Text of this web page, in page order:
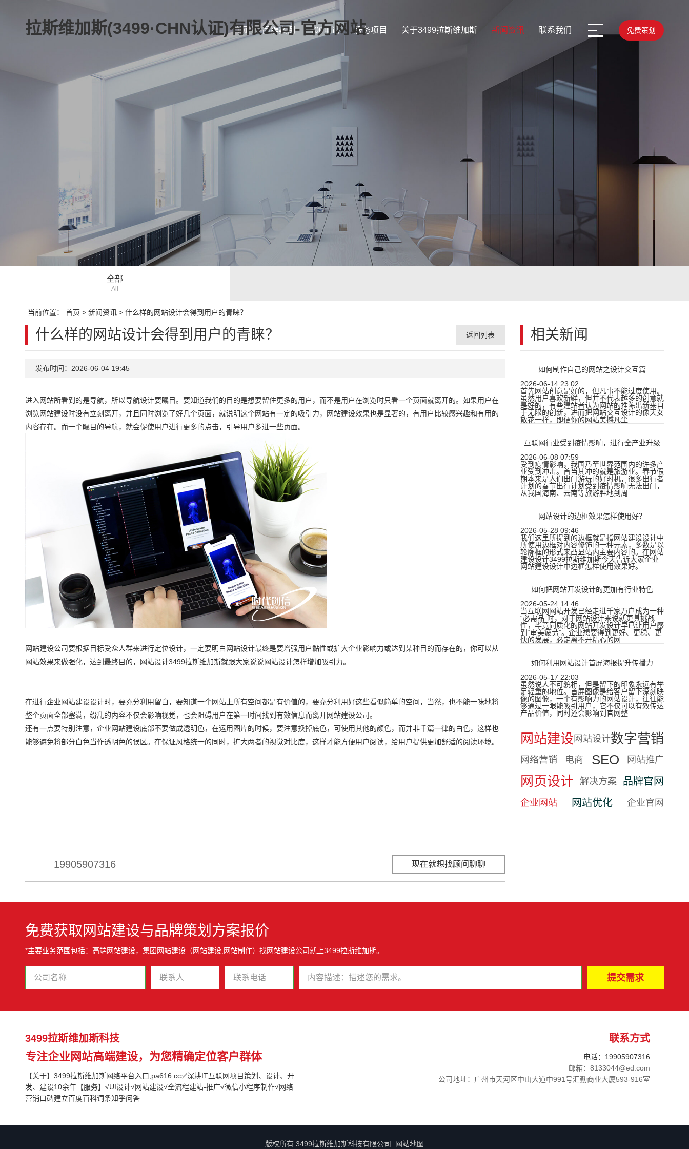
拉斯维加斯(3499·CHN认证)有限公司-官方网站
首页 品牌案例 400电话 服务项目 关于3499拉斯维加斯 新闻资讯 联系我们 免费策划
全部
All
当前位置： 首页 > 新闻资讯> 什么样的网站设计会得到用户的青睐？
相关新闻
如何制作自己的网站之设计交互篇
2026-06-14 23:02
首先网站创意是好的，但凡事不能过度使用。
虽然用户喜欢新鲜，但并不代表越多的创意就
是好的，有些建站者认为网站的推陈出新来自
于无限的创新，进而把网站交互设计的像天女
散花一样，即便你的网站美撼凡尘
互联网行业受到疫情影响，进行全产业升级
2026-06-08 07:59
受到疫情影响，我国乃至世界范围内的许多产
业受到冲击。首当其冲的就是旅游业。春节假
期本来是人们出门游玩的好时机，很多出行者
计划的春节出行计划受到疫情影响无法出门，
从我国海南、云南等旅游胜地到周
网站设计的边框效果怎样使用好？
2026-05-28 09:46
我们这里所提到的边框就是指网站建设设计中
所使用边框对内容修饰的一种元素，多数是以
轮廓框的形式来凸显站内主要内容的。在网站
建设设计3499拉斯维加斯今天告诉大家企业
网站建设设计中边框怎样使用效果好。
如何把网站开发设计的更加有行业特色
2026-05-24 14:46
当互联网网站开发已经走进千家万户成为一种
“必需品”时，对于网站设计来说就更具挑战
性，毕竟同质化的网站开发设计早已让用户感
到“审美疲劳”。企业想要得到更好、更稳、更
快的发展，必定离不开精心的网
如何利用网站设计首屏海报提升传播力
2026-05-17 22:03
虽然说人不可貌相，但是留下的印象永远有举
足轻重的地位。首屏图像是给客户留下深刻映
像的图像，一个有影响力的网站设计，往往能
够通过一眼能吸引用户，它不仅可以有效传达
产品价值，同时还会影响到官网整
网站建设 网站设计数字营销
网络营销 电商 SEO 网站推广
网页设计 解决方案 品牌官网
企业网站 网站优化 企业官网
什么样的网站设计会得到用户的青睐？ 返回列表
发布时间：2026-06-04 19:45
进入网站所看到的是导航，所以导航设计要瞩目。要知道我们的目的是想要留住更多的用户，而不是用户在浏览时只看一个页面就离开的。如果用户在
浏览网站建设时没有立刻离开，并且同时浏览了好几个页面，就说明这个网站有一定的吸引力，网站建设效果也是显著的，有用户比较感兴趣和有用的
内容存在。而一个瞩目的导航，就会促使用户进行更多的点击，引导用户多进一些页面。
网站建设公司要根据目标受众人群来进行定位设计，一定要明白网站设计最终是要增强用户黏性或扩大企业影响力或达到某种目的而存在的，你可以从
网站效果来做强化，达到最终目的，网站设计3499拉斯维加斯就跟大家说说网站设计怎样增加吸引力。
在进行企业网站建设设计时，要充分利用留白，要知道一个网站上所有空间都是有价值的，要充分利用好这些看似简单的空间，当然，也不能一味地将
整个页面全部塞满，纷乱的内容不仅会影响视觉，也会阻碍用户在第一时间找到有效信息而离开网站建设公司。
还有一点要特别注意，企业网站建设底部不要做成透明色，在运用图片的时候，要注意换掉底色，可使用其他的颜色，而并非千篇一律的白色，这样也
能够避免将部分白色当作透明色的误区。在保证风格统一的同时，扩大两者的视觉对比度，这样才能方便用户阅读，给用户提供更加舒适的阅读环境。
19905907316 现在就想找顾问聊聊
免费获取网站建设与品牌策划方案报价
*主要业务范围包括：高端网站建设，集团网站建设（网站建设,网站制作）找网站建设公司就上3499拉斯维加斯。
3499拉斯维加斯科技
专注企业网站高端建设，为您精确定位客户群体
【关于】3499拉斯维加斯网络平台入口,pa616.cc✅深耕IT互联网项目策划、设计、开
发、建设10余年【服务】√UI设计√网站建设√全流程建站-推广√微信小程序制作√网络
营销口碑建立百度百科词条知乎问答
联系方式
电话：19905907316
邮箱：8133044@ed.com
公司地址：广州市天河区中山大道中991号汇勤商业大厦593-916室
版权所有 3499拉斯维加斯科技有限公司 网站地图